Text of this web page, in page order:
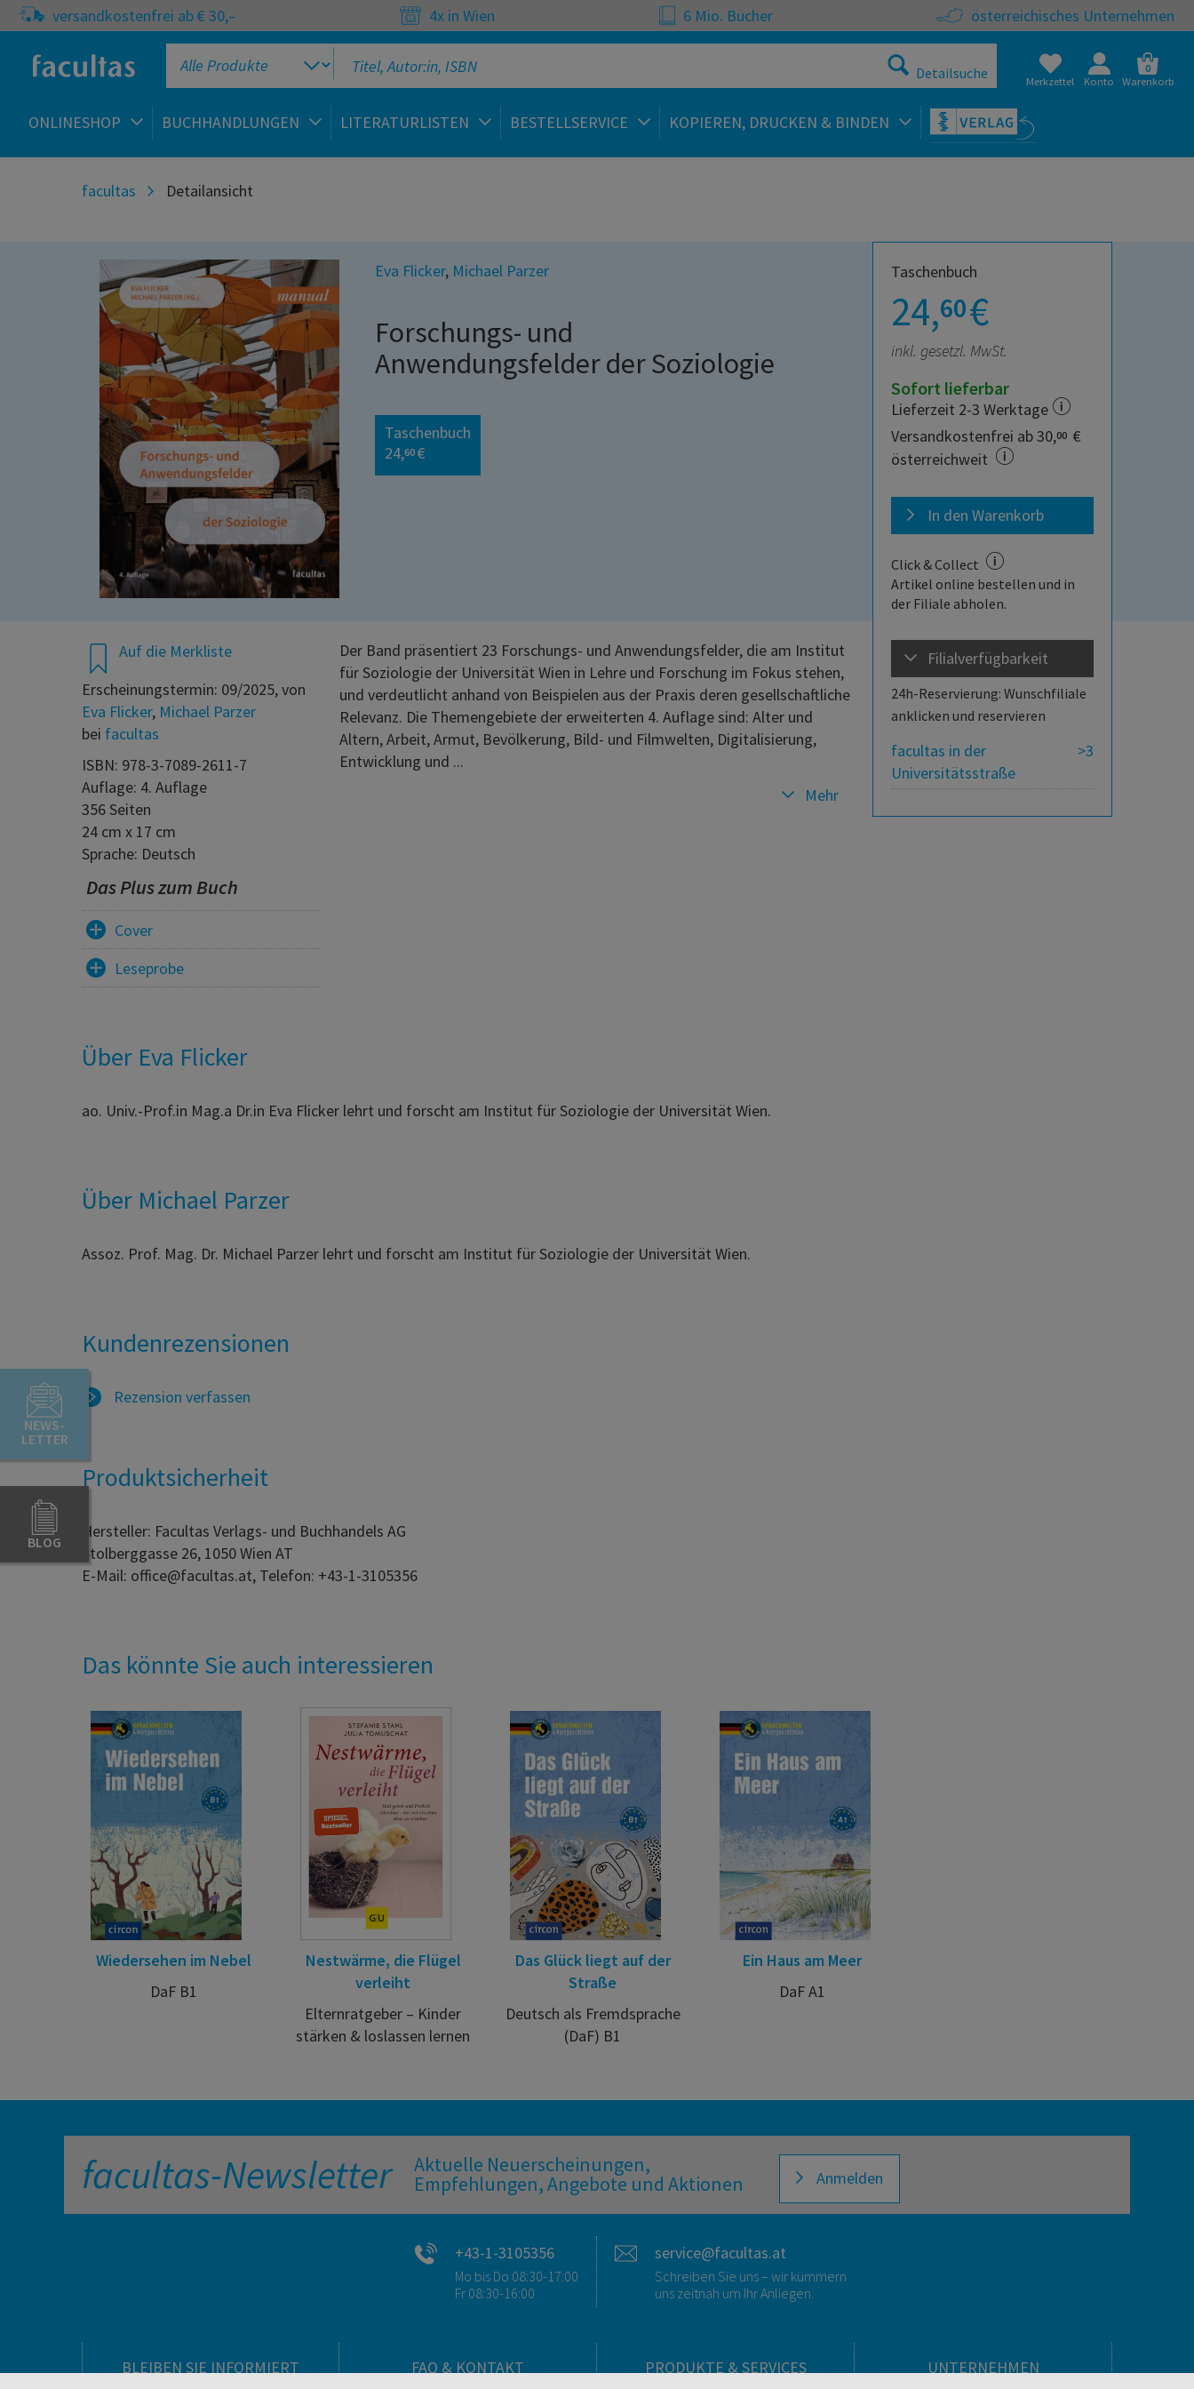
NEWS-
LETTER
BLOG
versandkostenfrei ab € 30,– 4x in Wien 6 Mio. Bücher österreichisches Unternehmen
Detailsuche Merkzettel Konto
0
Warenkorb
ONLINESHOP BUCHHANDLUNGEN LITERATURLISTEN BESTELLSERVICE KOPIEREN, DRUCKEN & BINDEN
facultas Detailansicht
Eva Flicker, Michael Parzer
Forschungs- und
Anwendungsfelder der Soziologie
Taschenbuch
24,60 €
Taschenbuch
24,60€
inkl. gesetzl. MwSt.
Sofort lieferbar
Lieferzeit 2-3 Werktage
Versandkostenfrei ab 30,00 €
österreichweit
In den Warenkorb
Click & Collect
Artikel online bestellen und in
der Filiale abholen.
Filialverfügbarkeit
24h-Reservierung: Wunschfiliale
anklicken und reservieren
>3
facultas in der
Universitätsstraße
Auf die Merkliste
Erscheinungstermin: 09/2025, von
Eva Flicker, Michael Parzer
bei facultas
ISBN: 978-3-7089-2611-7
Auflage: 4. Auflage
356 Seiten
24 cm x 17 cm
Sprache: Deutsch
Das Plus zum Buch
Cover
Leseprobe
Der Band präsentiert 23 Forschungs- und Anwendungsfelder, die am Institut
für Soziologie der Universität Wien in Lehre und Forschung im Fokus stehen,
und verdeutlicht anhand von Beispielen aus der Praxis deren gesellschaftliche
Relevanz. Die Themengebiete der erweiterten 4. Auflage sind: Alter und
Altern, Arbeit, Armut, Bevölkerung, Bild- und Filmwelten, Digitalisierung,
Entwicklung und ...
Mehr
Über Eva Flicker
ao. Univ.-Prof.in Mag.a Dr.in Eva Flicker lehrt und forscht am Institut für Soziologie der Universität Wien.
Über Michael Parzer
Assoz. Prof. Mag. Dr. Michael Parzer lehrt und forscht am Institut für Soziologie der Universität Wien.
Kundenrezensionen
Rezension verfassen
Produktsicherheit
Hersteller: Facultas Verlags- und Buchhandels AG
Stolberggasse 26, 1050 Wien AT
E-Mail: office@facultas.at, Telefon: +43-1-3105356
Das könnte Sie auch interessieren
Wiedersehen im Nebel
DaF B1
Nestwärme, die Flügel
verleiht
Elternratgeber – Kinder
stärken & loslassen lernen
Das Glück liegt auf der
Straße
Deutsch als Fremdsprache
(DaF) B1
Ein Haus am Meer
DaF A1
facultas-Newsletter Aktuelle Neuerscheinungen,
Empfehlungen, Angebote und Aktionen Anmelden
+43-1-3105356
Mo bis Do 08:30-17:00
Fr 08:30-16:00
service@facultas.at
Schreiben Sie uns – wir kümmern
uns zeitnah um Ihr Anliegen.
BLEIBEN SIE INFORMIERT FAQ & KONTAKT PRODUKTE & SERVICES UNTERNEHMEN